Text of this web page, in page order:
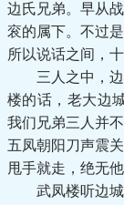
边氏兄弟。早从
衮的属下。不过
所以说话之间，十
三人之中，边
楼的话，老大边
我们兄弟三人并
五凤朝阳刀声震
甩手就走，绝无
武凤楼听边城